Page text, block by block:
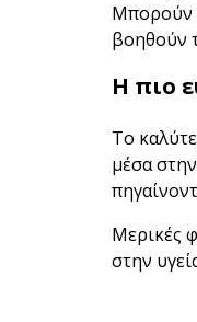
Μπορούν
βοηθούν
Η πιο
Το
μέσα
Μερικές
στην